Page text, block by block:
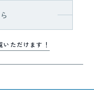
ただけます！